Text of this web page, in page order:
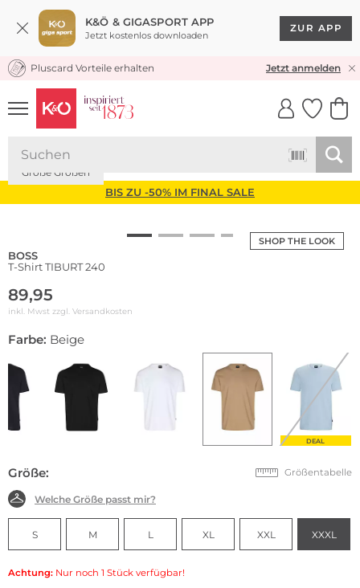
K&Ö & GIGASPORT APP
Jetzt kostenlos downloaden
ZUR APP
KOSTENLOSER VERSAND* & RÜCKVERSAND
Pluscard Vorteile erhalten Jetzt anmelden
UNSERE APP
CLICK &
BIS ZU -50% IM FINAL SALE
SHOP THE LOOK
Große Größen
BOSS
T-Shirt TIBURT 240
89,95
inkl. Mwst zzgl. Versandkosten
Farbe: Beige
DEAL
Größe: Größentabelle
Welche Größe passt mir?
S M L XL XXL XXXL
Achtung: Nur noch 1 Stück verfügbar!